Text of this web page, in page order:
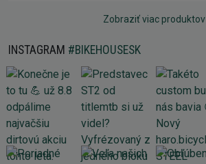
Zobraziť viac produktov
INSTAGRAM #BIKEHOUSESK